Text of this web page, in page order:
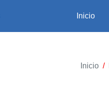
Inicio
Inicio /